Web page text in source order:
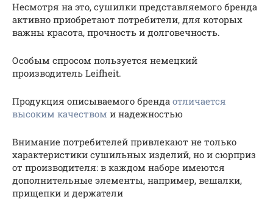
Несмотря на это, сушилки представляемого бренда
активно приобретают потребители, для которых
важны красота, прочность и долговечность.
Особым спросом пользуется немецкий
производитель Leifheit.
Продукция описываемого бренда отличается
высоким качеством и надежностью
Внимание потребителей привлекают не только
характеристики сушильных изделий, но и сюрприз
от производителя: в каждом наборе имеются
дополнительные элементы, например, вешалки,
прищепки и держатели